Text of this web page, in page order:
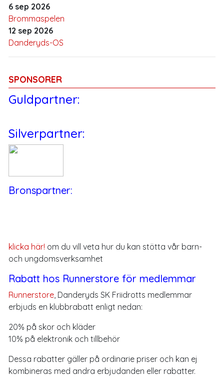
6 sep 2026
Brommaspelen
12 sep 2026
Danderyds-OS
SPONSORER
Guldpartner:
Silverpartner:
Bronspartner:
klicka här! om du vill veta hur du kan stötta vår barn-
och ungdomsverksamhet
Rabatt hos Runnerstore för medlemmar
Runnerstore , Danderyds SK Friidrotts medlemmar
erbjuds en klubbrabatt enligt nedan:
20% på skor och kläder
10% på elektronik och tillbehör
Dessa rabatter gäller på ordinarie priser och kan ej
kombineras med andra erbjudanden eller rabatter.